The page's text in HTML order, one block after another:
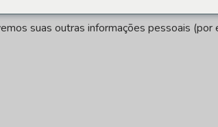
suas outras informações pessoais